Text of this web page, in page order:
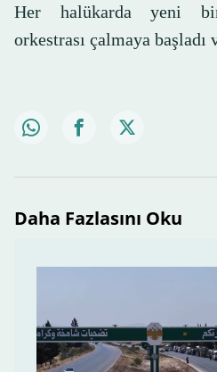
Her halükarda yeni
orkestrası çalmaya
Daha Fazlasını Oku